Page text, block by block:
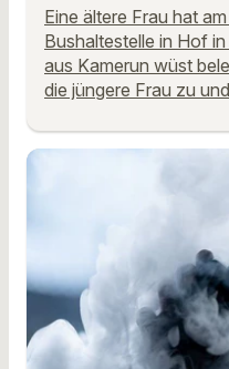
Eine ältere Frau hat
Bushaltestelle in Hof
aus Kamerun wüst
die jüngere Frau zu